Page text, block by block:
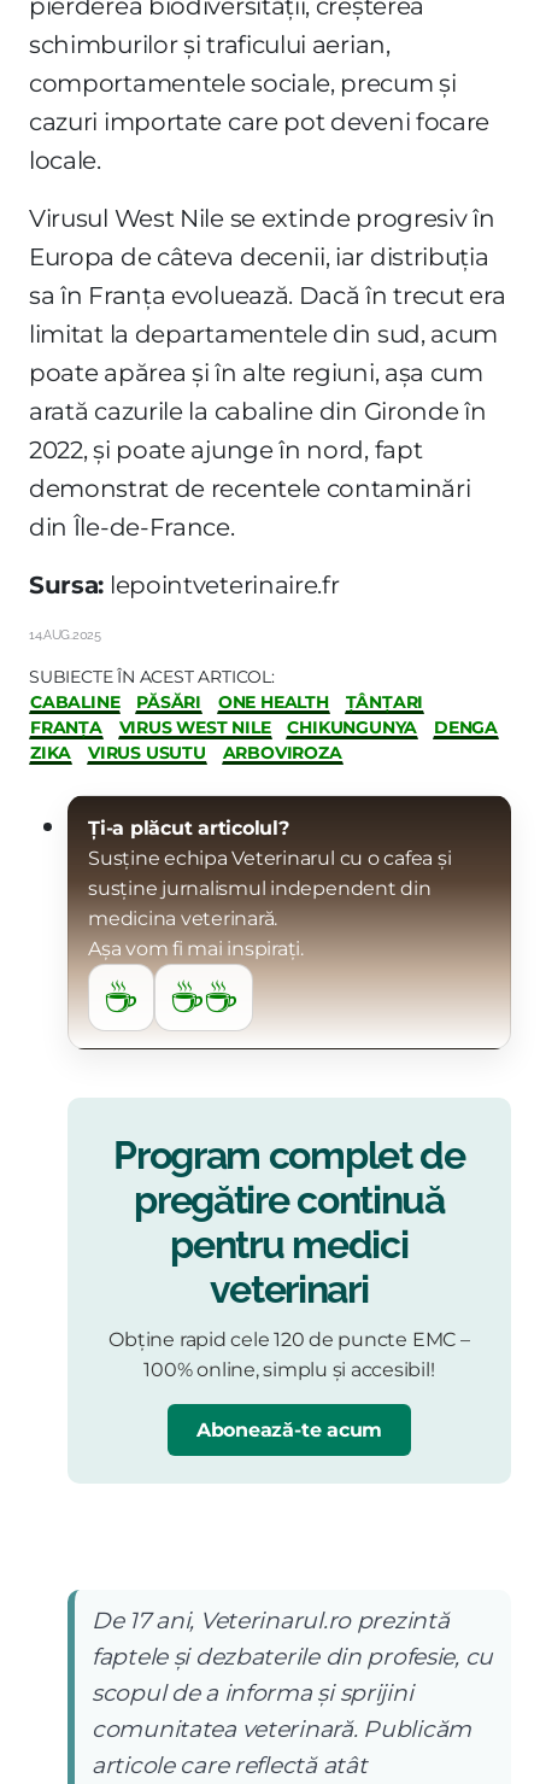
schimburilor și traficului aerian,
comportamentele sociale, precum și
cazuri importate care pot deveni focare
locale.
Virusul West Nile se extinde progresiv în
Europa de câteva decenii, iar distribuția
sa în Franța evoluează. Dacă în trecut era
limitat la departamentele din sud, acum
poate apărea și în alte regiuni, așa cum
arată cazurile la cabaline din Gironde în
2022, și poate ajunge în nord, fapt
demonstrat de recentele contaminări
din Île-de-France.
Sursa: lepointveterinaire.fr
14.AUG.2025
SUBIECTE ÎN ACEST ARTICOL:
CABALINE
PĂSĂRI ONE HEALTH
ȚÂNȚARI
FRANȚA
VIRUS WEST NILE CHIKUNGUNYA
DENGA
ZIKA
VIRUS USUTU ARBOVIROZA
Ți-a plăcut articolul?
Susține echipa Veterinarul cu o cafea și
susține jurnalismul independent din
medicina veterinară.
Așa vom fi mai inspirați.
☕ ☕☕
Program complet de
pregătire continuă
pentru medici
veterinari
Obține rapid cele 120 de puncte EMC –
100% online, simplu și accesibil!
Abonează-te acum
De 17 ani, Veterinarul.ro prezintă
faptele și dezbaterile din profesie, cu
scopul de a informa și sprijini
comunitatea veterinară. Publicăm
articole care reflectă atât